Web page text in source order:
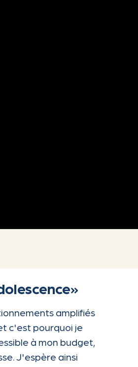
amplifiés
c'est pourquoi je
à mon budget,
J'espère ainsi